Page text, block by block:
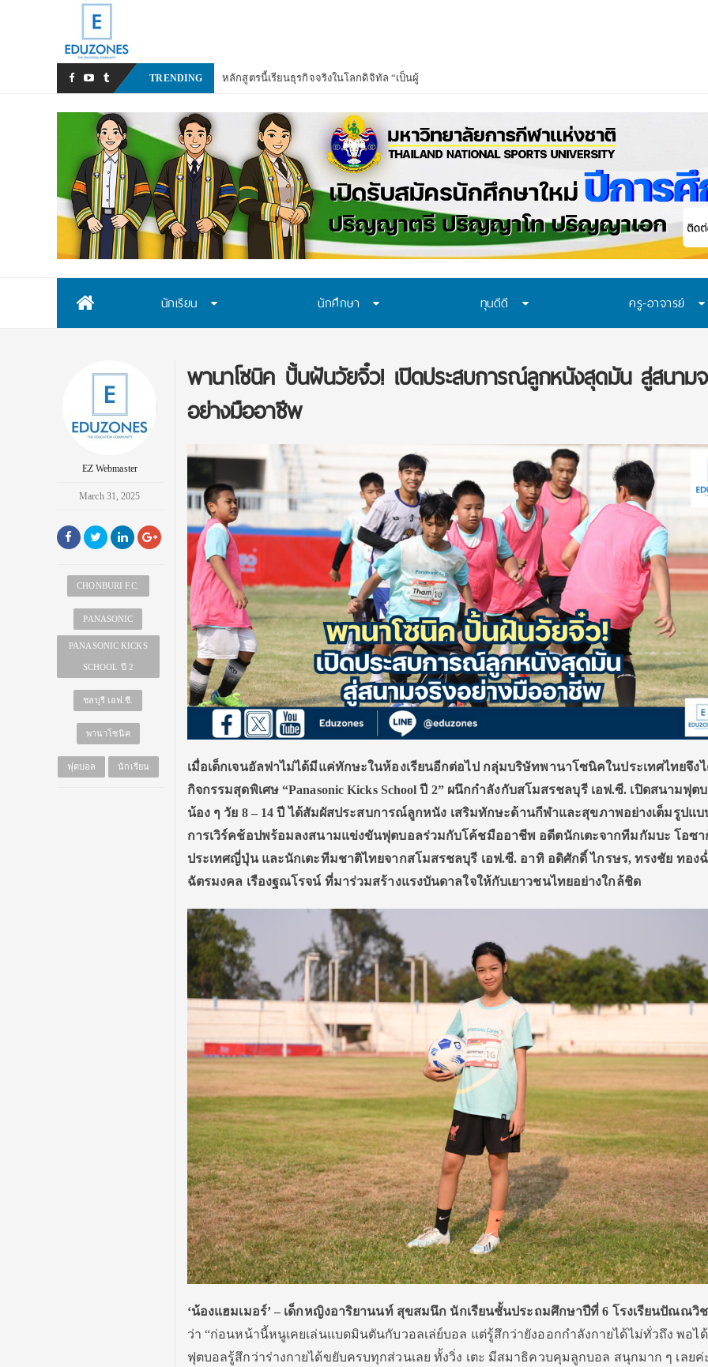
TRENDING ENZ ชวนร่วมงานการศึกษาต่อนิวซีแลนด์_
นักเรียน นักศึกษา ทุนดีดี ครู-อาจารย์
EZ Webmaster
March 31, 2025
CHONBURI F.C.
PANASONIC
PANASONIC KICKS
SCHOOL ปี 2
ชลบุรี เอฟ.ซี.
พานาโซนิค
ฟุตบอล นักเรียน
พานาโซนิค ปั้นฝันวัยจิ๋ว! เปิดประสบการณ์ลูกหนังสุดมัน สู่สนาม
อย่างมืออาชีพ
เมื่อเด็กเจนอัลฟาไม่ได้มีแค่ทักษะในห้องเรียนอีกต่อไป กลุ่มบริษัทพานาโซนิคในประเทศไทยจึง
กิจกรรมสุดพิเศษ “Panasonic Kicks School ปี 2” ผนึกกำลังกับสโมสรชลบุรี เอฟ.ซี. เปิดสนามฟุต
น้อง ๆ วัย 8 – 14 ปี ได้สัมผัสประสบการณ์ลูกหนัง เสริมทักษะด้านกีฬาและสุขภาพอย่างเต็มรูปแบ
การเวิร์คช้อปพร้อมลงสนามแข่งขันฟุตบอลร่วมกับโค้ชมืออาชีพ อดีตนักเตะจากทีมกัมบะ โอซา
ประเทศญี่ปุ่น และนักเตะทีมชาติไทยจากสโมสรชลบุรี เอฟ.ซี. อาทิ อดิศักดิ์ ไกรษร, ทรงชัย ทอง
ฉัตรมงคล เรืองฐณโรจน์ ที่มาร่วมสร้างแรงบันดาลใจให้กับเยาวชนไทยอย่างใกล้ชิด
‘น้องแฮมเมอร์’– เด็กหญิงอาริยานนท์ สุขสมนึก นักเรียนชั้นประถมศึกษาปีที่ 6 โรงเรียนปัณณ
ว่า “ก่อนหน้านี้หนูเคยเล่นแบดมินตันกับวอลเล่ย์บอล แต่รู้สึกว่ายังออกกำลังกายได้ไม่ทั่วถึง พอไ
ฟุตบอลรู้สึกว่าร่างกายได้ขยับครบทุกส่วนเลย ทั้งวิ่ง เตะ มีสมาธิควบคุมลูกบอล สนุกมาก ๆ เลยค่